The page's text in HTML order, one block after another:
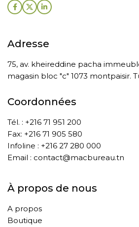
Adresse
75, av. kheireddine pacha
magasin bloc "c" 1073 montpaisir.
Coordonnées
Tél. : +216 71 951 200
Fax: +216 71 905 580
Infoline : +216 27 280 000
Email : contact@macbureau.tn
À propos de nous
A propos
Boutique